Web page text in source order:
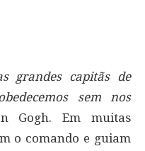
grandes capitãs de
sem nos
Gogh. Em muitas
o comando e guiam